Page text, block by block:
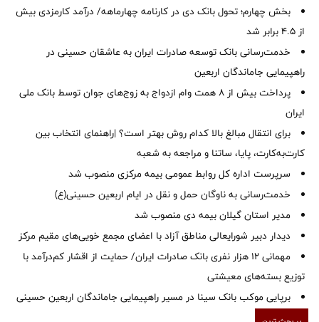
بخش چهارم؛ تحول بانک دی در کارنامه چهارماهه/ درآمد کارمزدی بیش
از ۴.۵ برابر شد
خدمت‌رسانی بانک توسعه صادرات ایران به عاشقان حسینی در
راهپیمایی جاماندگان اربعین
پرداخت بیش از ۸ همت وام ازدواج به زوج‌های جوان توسط بانک ملی
ایران
برای انتقال مبالغ بالا کدام روش بهتر است؟ |راهنمای انتخاب بین
کارت‌به‌کارت، پایا، ساتنا و مراجعه به شعبه
سرپرست اداره کل روابط عمومی بیمه مرکزی منصوب شد
خدمت‌رسانی به ناوگان حمل و نقل در ایام اربعین حسینی(ع)
‌مدیر استان گیلان بیمه دی منصوب شد
دیدار دبیر شورایعالی مناطق آزاد با اعضای مجمع خویی‌های مقیم مرکز
مهمانی ۱۲ هزار نفری بانک صادرات ایران/ حمایت از اقشار کم‌درآمد با
توزیع بسته‌های معیشتی
برپایی موکب بانک سینا در مسیر راهپیمایی جاماندگان اربعین حسینی